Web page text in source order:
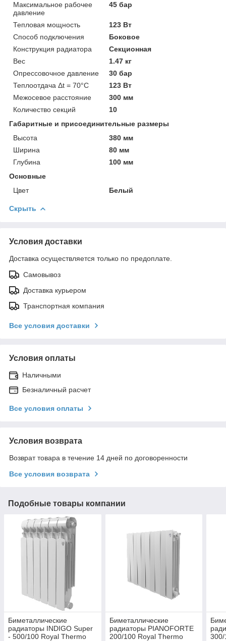
Максимальное рабочее
давление
45 бар
Тепловая мощность
123 Вт
Способ подключения
Боковое
Конструкция радиатора
Секционная
Вес
1.47 кг
Опрессовочное давление
30 бар
Теплоотдача Δt = 70°C
123 Вт
Межосевое расстояние
300 мм
Количество секций
10
Габаритные и присоединительные размеры
Высота
380 мм
Ширина
80 мм
Глубина
100 мм
Основные
Цвет
Белый
Скрыть
Условия доставки
Доставка осуществляется только по предоплате.
Самовывоз
Доставка курьером
Транспортная компания
Все условия доставки
Условия оплаты
Наличными
Безналичный расчет
Все условия оплаты
Условия возврата
Возврат товара в течение 14 дней по договоренности
Все условия возврата
Подобные товары компании
Биметаллические
радиаторы INDIGO Super
- 500/100 Royal Thermo
Биметаллические
радиаторы PIANOFORTE
200/100 Royal Thermo